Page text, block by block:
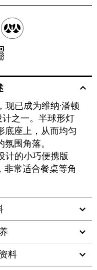
分
享
维
码
现已成为维纳·潘顿
计之一。半球形灯
底座上，从而均匀
围角落。
计的小巧便携版
非常适合餐桌等角
料